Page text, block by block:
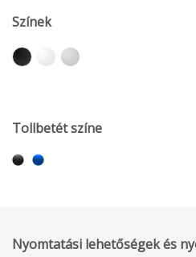
Színek
Tollbetét színe
Nyomtatási lehetőségek és